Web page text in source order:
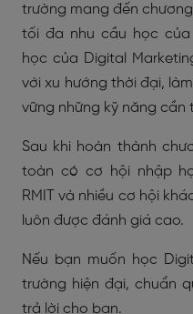
trường mang đến
tối đa nhu cầu học của
học của Digital
với xu hướng thời đại,
vững những kỹ năng cần
Sau khi hoàn thành
toàn có cơ hội nhập
RMIT và nhiều cơ hội
luôn được đánh giá cao.
Nếu bạn muốn học
trường hiện đại, chuẩn
trả lời cho bạn.